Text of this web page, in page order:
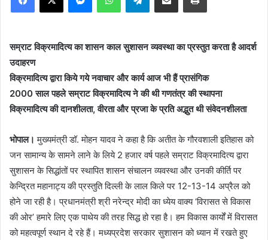
सम्राट विक्रमादित्य का शासन काल सुशासन व्यवस्था का प्रस्तुत करता है आदर्श
उदाहरण
विक्रमादित्य द्वारा किये गये नवाचार और कार्य आज भी हैं प्रासंगिक
2000 साल पहले सम्राट विक्रमादित्य ने की थी गणतंत्र की स्थापना
विक्रमादित्य की दानशीलता, वीरता और प्रजा के प्रति अद्भुत थी संवेदनशीलता
भोपाल। मुख्यमंत्री डॉ. मोहन यादव ने कहा है कि अतीत के गौरवशाली इतिहास को
जन सामान्य के सामने लाने के लिये 2 हजार वर्ष पहले सम्राट विक्रमादित्य द्वारा
सुशासन के सिद्धांतों पर स्थापित शासन संचालन व्यवस्था और उनकी कीर्ति पर
केन्द्रित महानाट्य की प्रस्तुति दिल्ली के लाल किले पर 12-13-14 अप्रैल को
होने जा रही है। प्रधानमंत्री श्री नरेन्द्र मोदी का ध्येय वाक्य ‘विरासत से विकास
की ओर’ हमारे लिए एक पाथेय की तरह सिद्ध हो रहा है। हम विकास कार्यों में विरासत
को महत्वपूर्ण स्थान दे रहे हैं। मध्यप्रदेश सरकार सुशासन को ध्यान में रखते हुए